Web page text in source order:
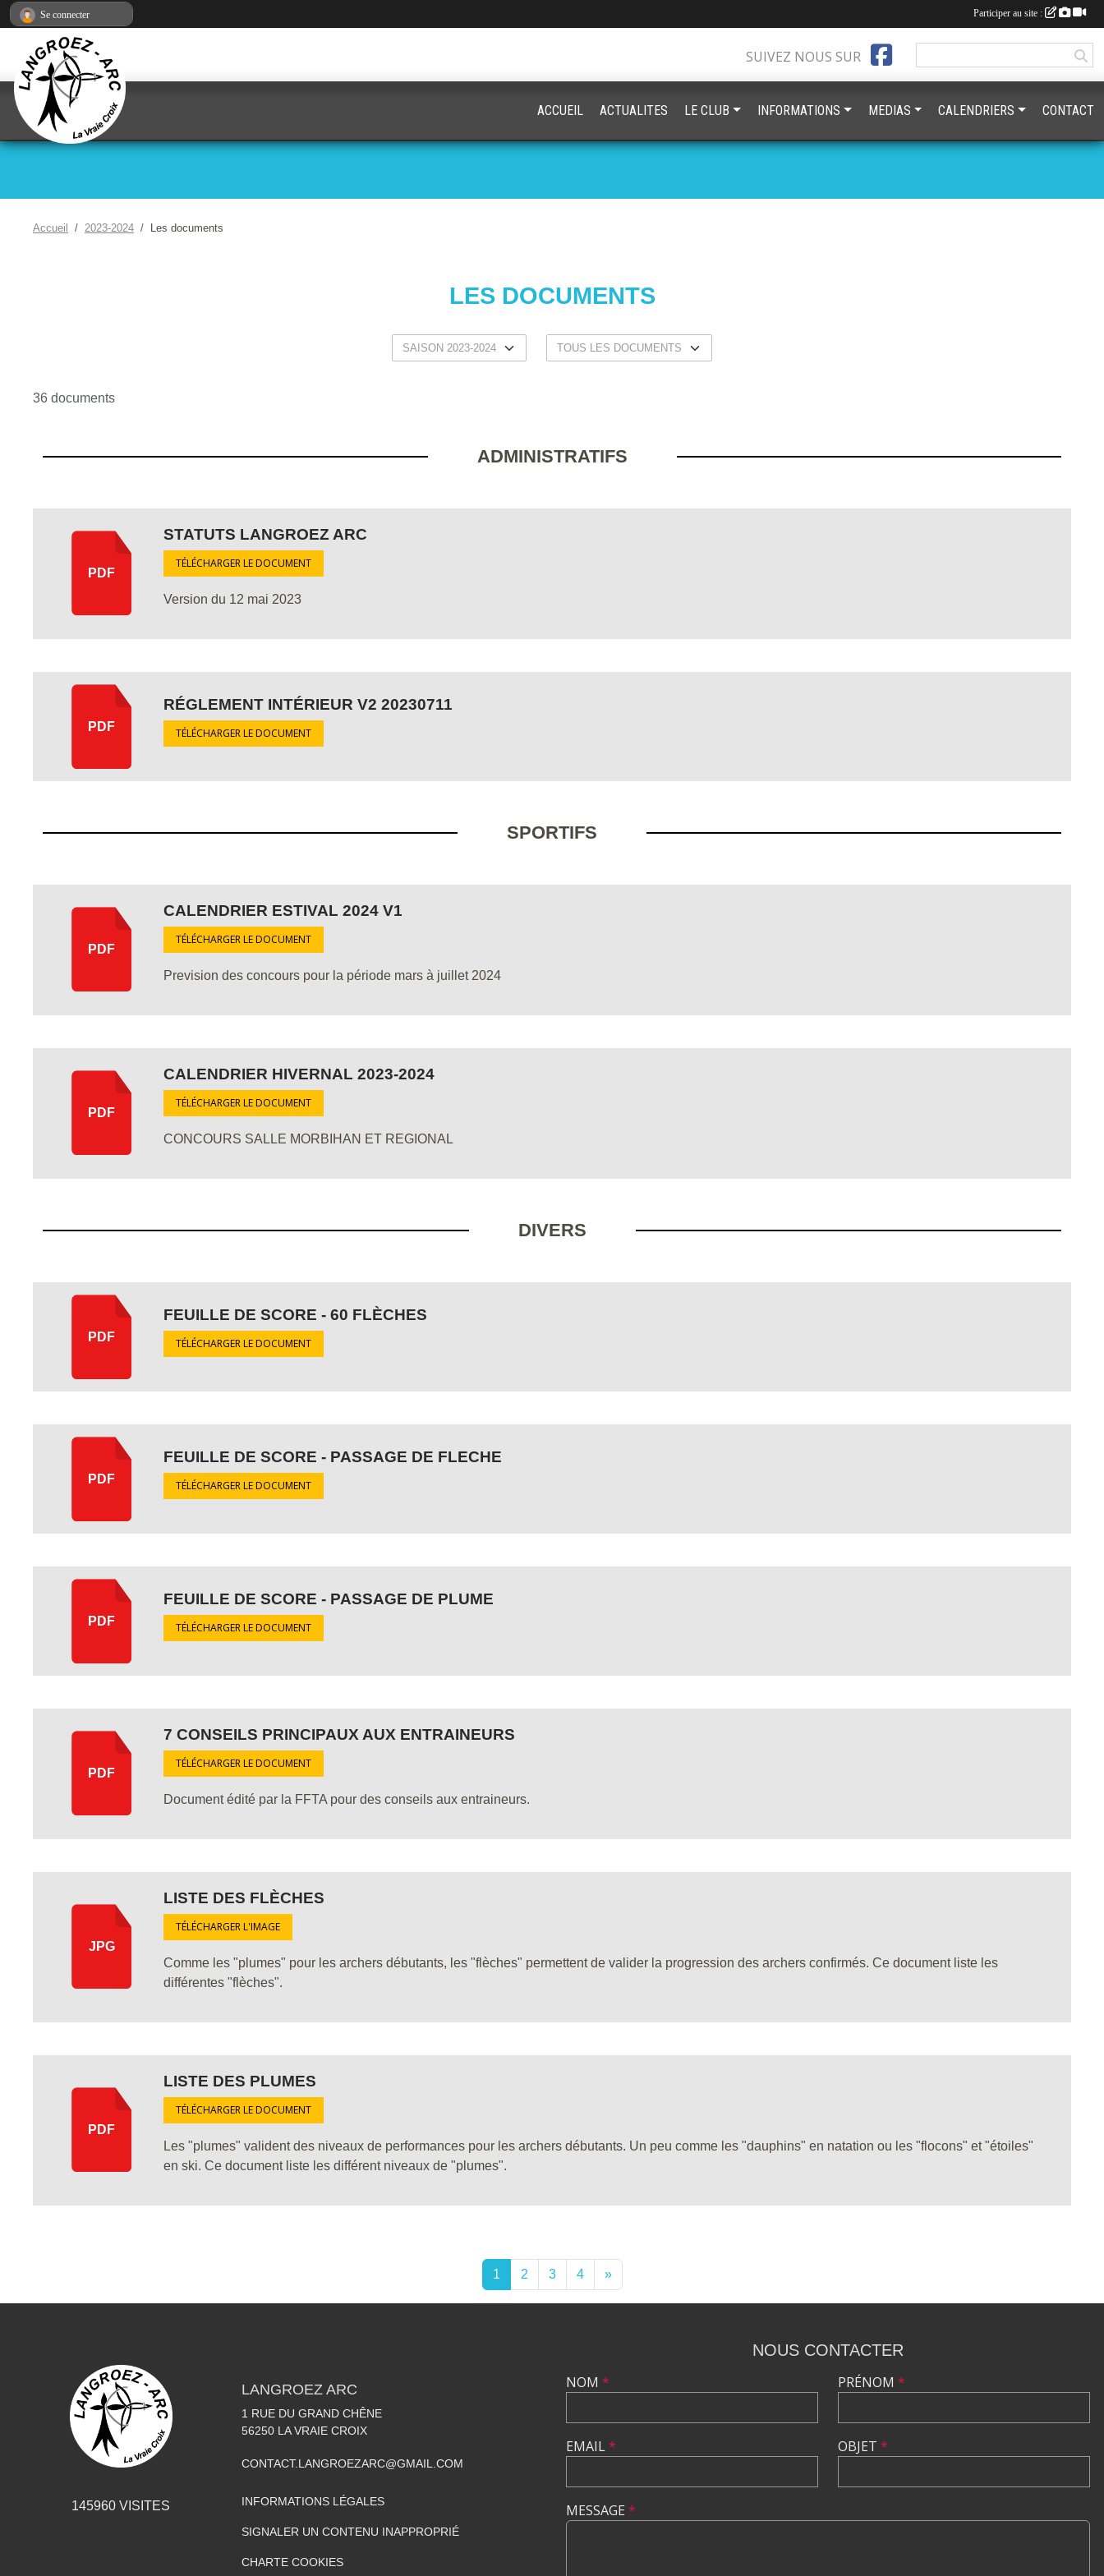
Accueil 2023-2024 Les documents
LES DOCUMENTS
36 documents
ADMINISTRATIFS
PDF
STATUTS LANGROEZ ARC
TÉLÉCHARGER LE DOCUMENT
Version du 12 mai 2023
PDF
RÉGLEMENT INTÉRIEUR V2 20230711
TÉLÉCHARGER LE DOCUMENT
SPORTIFS
PDF
CALENDRIER ESTIVAL 2024 V1
TÉLÉCHARGER LE DOCUMENT
Prevision des concours pour la période mars à juillet 2024
PDF
CALENDRIER HIVERNAL 2023-2024
TÉLÉCHARGER LE DOCUMENT
CONCOURS SALLE MORBIHAN ET REGIONAL
DIVERS
PDF
FEUILLE DE SCORE - 60 FLÈCHES
TÉLÉCHARGER LE DOCUMENT
PDF
FEUILLE DE SCORE - PASSAGE DE FLECHE
TÉLÉCHARGER LE DOCUMENT
PDF
FEUILLE DE SCORE - PASSAGE DE PLUME
TÉLÉCHARGER LE DOCUMENT
PDF
7 CONSEILS PRINCIPAUX AUX ENTRAINEURS
TÉLÉCHARGER LE DOCUMENT
Document édité par la FFTA pour des conseils aux entraineurs.
JPG
LISTE DES FLÈCHES
TÉLÉCHARGER L'IMAGE
Comme les "plumes" pour les archers débutants, les "flèches" permettent de valider la progression des archers confirmés. Ce document liste les
différentes "flèches".
PDF
LISTE DES PLUMES
TÉLÉCHARGER LE DOCUMENT
Les "plumes" valident des niveaux de performances pour les archers débutants. Un peu comme les "dauphins" en natation ou les "flocons" et "étoiles"
en ski. Ce document liste les différent niveaux de "plumes".
1 2 3 4 »
SUIVEZ NOUS SUR
ACCUEIL ACTUALITES LE CLUB INFORMATIONS MEDIAS CALENDRIERS CONTACT
145960 VISITES
LANGROEZ ARC
1 RUE DU GRAND CHÊNE
56250 LA VRAIE CROIX
CONTACT.LANGROEZARC@GMAIL.COM
INFORMATIONS LÉGALES
SIGNALER UN CONTENU INAPPROPRIÉ
CHARTE COOKIES
NOUS CONTACTER
NOM *
EMAIL*
PRÉNOM *
OBJET *
MESSAGE *
Se connecter Participer au site :
Panneau de gestion des cookies